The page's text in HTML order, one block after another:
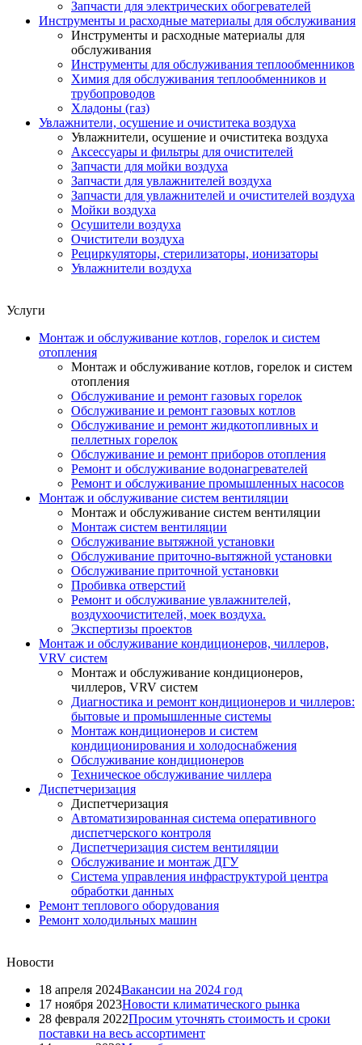
Запчасти для электрических обогревателей
Инструменты и расходные материалы для обслуживания
Инструменты и расходные материалы для
обслуживания
Инструменты для обслуживания теплообменников
Химия для обслуживания теплообменников и
трубопроводов
Хладоны (газ)
Увлажнители, осушение и очиститека воздуха
Увлажнители, осушение и очиститека воздуха
Аксессуары и фильтры для очистителей
Запчасти для мойки воздуха
Запчасти для увлажнителей воздуха
Запчасти для увлажнителей и очистителей воздуха
Мойки воздуха
Осушители воздуха
Очистители воздуха
Рециркуляторы, стерилизаторы, ионизаторы
Увлажнители воздуха
Услуги
Монтаж и обслуживание котлов, горелок и систем
отопления
Монтаж и обслуживание котлов, горелок и систем
отопления
Обслуживание и ремонт газовых горелок
Обслуживание и ремонт газовых котлов
Обслуживание и ремонт жидкотопливных и
пеллетных горелок
Обслуживание и ремонт приборов отопления
Ремонт и обслуживание водонагревателей
Ремонт и обслуживание промышленных насосов
Монтаж и обслуживание систем вентиляции
Монтаж и обслуживание систем вентиляции
Монтаж систем вентиляции
Обслуживание вытяжной установки
Обслуживание приточно-вытяжной установки
Обслуживание приточной установки
Пробивка отверстий
Ремонт и обслуживание увлажнителей,
воздухоочистителей, моек воздуха.
Экспертизы проектов
Монтаж и обслуживание кондиционеров, чиллеров,
VRV систем
Монтаж и обслуживание кондиционеров,
чиллеров, VRV систем
Диагностика и ремонт кондиционеров и чиллеров:
бытовые и промышленные системы
Монтаж кондиционеров и систем
кондиционирования и холодоснабжения
Обслуживание кондиционеров
Техническое обслуживание чиллера
Диспетчеризация
Диспетчеризация
Автоматизированная система оперативного
диспетчерского контроля
Диспетчеризация систем вентиляции
Обслуживание и монтаж ДГУ
Система управления инфраструктурой центра
обработки данных
Ремонт теплового оборудования
Ремонт холодильных машин
Новости
18 апреля 2024Вакансии на 2024 год
17 ноября 2023Новости климатического рынка
28 февраля 2022Просим уточнять стоимость и сроки
поставки на весь ассортимент